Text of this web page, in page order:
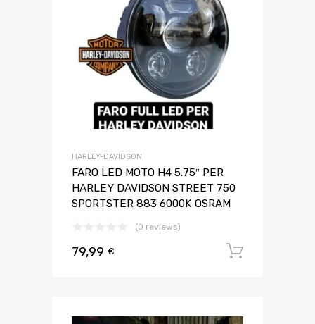
HARLEY-DAVIDSON
FARO LED MOTO H4 5.75″ PER
HARLEY DAVIDSON STREET 750
SPORTSTER 883 6000K OSRAM
(0 reviews)
79,99 €